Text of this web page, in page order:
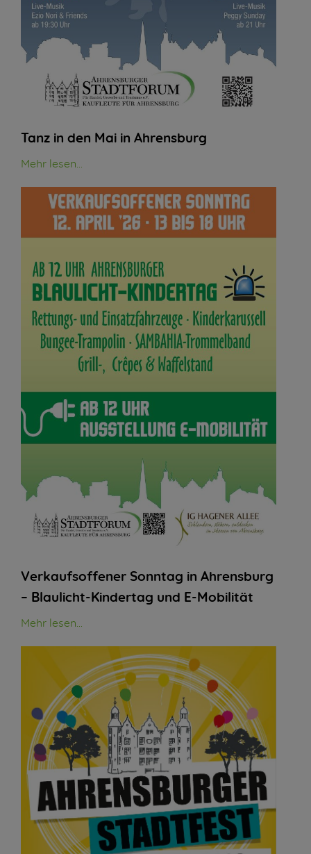
Tanz in den Mai in Ahrensburg
Mehr lesen...
Verkaufsoffener Sonntag in Ahrensburg
– Blaulicht-Kindertag und E-Mobilität
Mehr lesen...